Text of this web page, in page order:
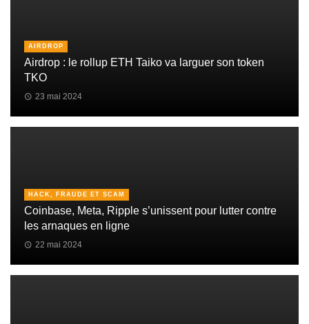
AIRDROP
Airdrop : le rollup ETH Taiko va larguer son token
TKO
23 mai 2024
HACK, FRAUDE ET SCAM
Coinbase, Meta, Ripple s’unissent pour lutter contre
les arnaques en ligne
22 mai 2024